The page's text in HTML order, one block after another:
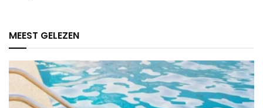
MEEST GELEZEN